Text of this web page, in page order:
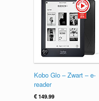
Kobo Glo – Zwart – e-
reader
€149.99